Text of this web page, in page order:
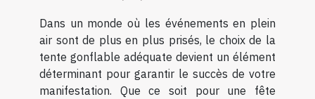
Dans un monde où les événements en plein
air sont de plus en plus prisés, le choix de la
tente gonflable adéquate devient un élément
déterminant pour garantir le succès de votre
manifestation. Que ce soit pour une fête